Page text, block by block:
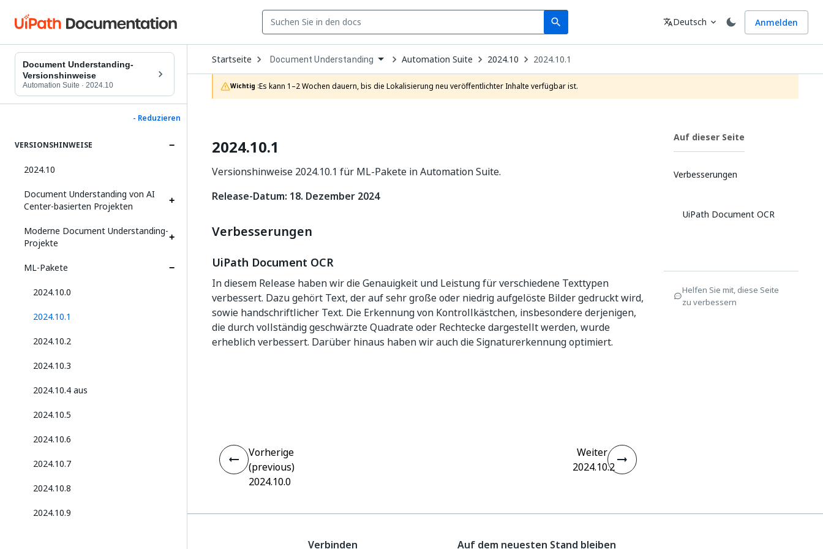
search
Search Sprache
translateDeutsch expand_more Anmelden
Document Understanding-
Versionshinweise
Automation Suite · 2024.10
- Reduzieren
VERSIONSHINWEISE
2024.10
Document Understanding von AI
Center-basierten Projekten
Moderne Document Understanding-
Projekte
ML-Pakete
2024.10.0
2024.10.1
2024.10.2
2024.10.3
2024.10.4 aus
2024.10.5
2024.10.6
2024.10.7
2024.10.8
2024.10.9
Startseite Open
Dropdown
to
choose
product
Document Understanding Automation Suite 2024.10 2024.10.1
Wichtig :Es kann 1–2 Wochen dauern, bis die Lokalisierung neu veröffentlichter Inhalte verfügbar ist.
2024.10.1
Versionshinweise 2024.10.1 für ML-Pakete in Automation Suite.
Release-Datum: 18. Dezember 2024
Verbesserungen
UiPath Document OCR
In diesem Release haben wir die Genauigkeit und Leistung für verschiedene Texttypen
verbessert. Dazu gehört Text, der auf sehr große oder niedrig aufgelöste Bilder gedruckt wird,
sowie handschriftlicher Text. Die Erkennung von Kontrollkästchen, insbesondere derjenigen,
die durch vollständig geschwärzte Quadrate oder Rechtecke dargestellt werden, wurde
erheblich verbessert. Darüber hinaus haben wir auch die Signaturerkennung optimiert.
Auf dieser Seite
Verbesserungen
UiPath Document OCR
Helfen Sie mit, diese Seite
zu verbessern
Vorherige
(previous)
2024.10.0
Weiter
2024.10.2
Verbinden Auf dem neuesten Stand bleiben